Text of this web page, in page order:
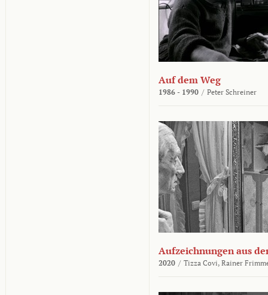
Auf dem Weg
1986 - 1990 / Peter Schreiner
Aufzeichnungen aus
2020 / Tizza Covi, Rainer